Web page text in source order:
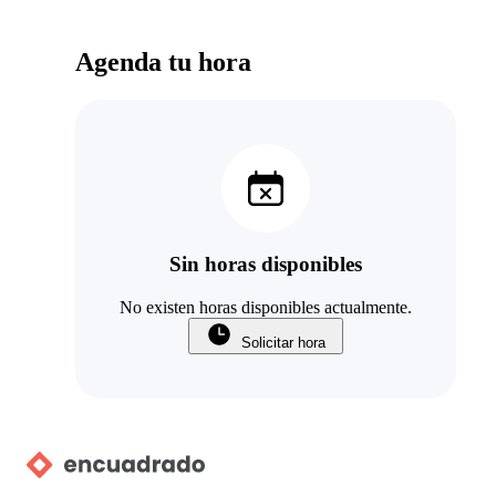
Agenda tu hora
Sin horas disponibles
No existen horas disponibles actualmente.
Solicitar hora